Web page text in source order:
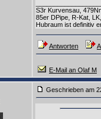
S3r Kurvensau,
85er DPipe, R-Kat,
Hubraum ist definitiv
Antworten
E-Mail an Olaf M
Geschrieben am